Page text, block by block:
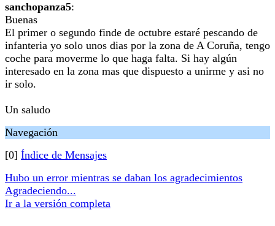
sanchopanza5:
Buenas
El primer o segundo finde de octubre estaré pescando de
infanteria yo solo unos dias por la zona de A Coruña, tengo
coche para moverme lo que haga falta. Si hay algún
interesado en la zona mas que dispuesto a unirme y asi no
ir solo.
Un saludo
Navegación
[0] Índice de Mensajes
Hubo un error mientras se daban los agradecimientos
Agradeciendo...
Ir a la versión completa